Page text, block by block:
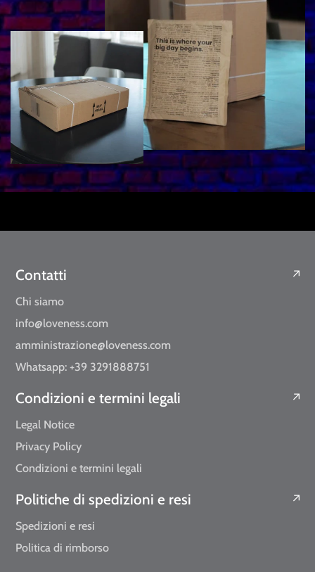
Contatti
Chi siamo
info@loveness.com
amministrazione@loveness.com
Whatsapp: +39 3291888751
Condizioni e termini legali
Legal Notice
Privacy Policy
Condizioni e termini legali
Politiche di spedizioni e resi
Spedizioni e resi
Politica di rimborso